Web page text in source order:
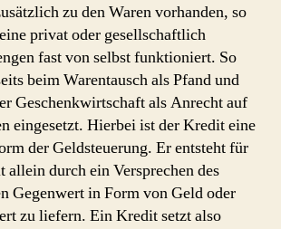
zu den Waren vorhanden, so
privat oder gesellschaftlich
fast von selbst funktioniert. So
beim Warentausch als Pfand und
Geschenkwirtschaft als Anrecht auf
eingesetzt. Hierbei ist der Kredit eine
der Geldsteuerung. Er entsteht für
allein durch ein Versprechen des
Gegenwert in Form von Geld oder
zu liefern. Ein Kredit setzt also